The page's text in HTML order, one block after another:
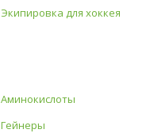
Экипировка для хоккея
Аминокислоты
Гейнеры